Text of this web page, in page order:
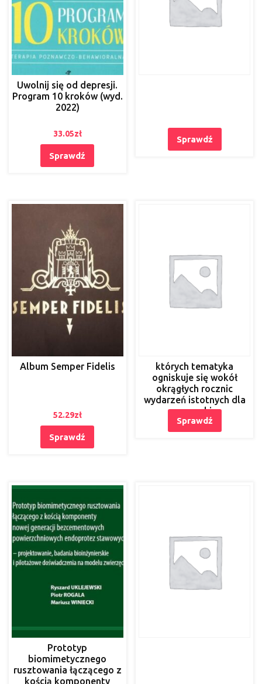
Uwolnij się od depresji.
Program 10 kroków (wyd.
2022)
33.05zł
Sprawdź
Sprawdź
Album Semper Fidelis
52.29zł
Sprawdź
których tematyka
ogniskuje się wokół
okrągłych rocznic
wydarzeń istotnych dla
warszawskiego
środowiska
pedagogicznego.
Sprawdź
Prototyp
biomimetycznego
rusztowania łączącego z
kością komponenty